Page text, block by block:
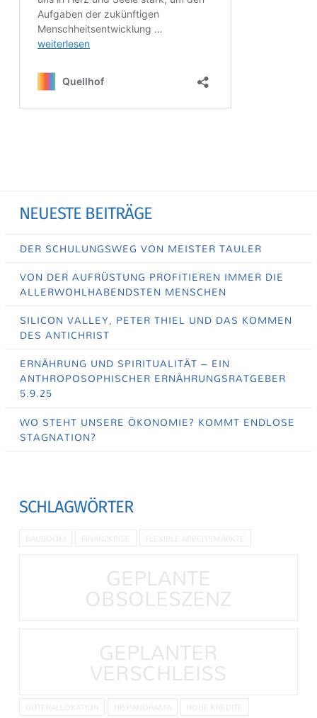
NEUESTE BEITRÄGE
DER SCHULUNGSWEG VON MEISTER TAULER
VON DER AUFRÜSTUNG PROFITIEREN IMMER DIE
ALLERWOHLHABENDSTEN MENSCHEN
SILICON VALLEY, PETER THIEL UND DAS KOMMEN
DES ANTICHRIST
ERNÄHRUNG UND SPIRITUALITÄT – EIN
ANTHROPOSOPHISCHER ERNÄHRUNGSRATGEBER
5.9.25
WO STEHT UNSERE ÖKONOMIE? KOMMT ENDLOSE
STAGNATION?
SCHLAGWÖRTER
BAUBOOM FINANZKRISE FLEXIBLE ARBEITSMÄRKTE
GEPLANTE
OBSOLESZENZ
GEPLANTER
VERSCHLEISS
GÜTERALLOKATION HISPANORAMA HOHE KREDITE